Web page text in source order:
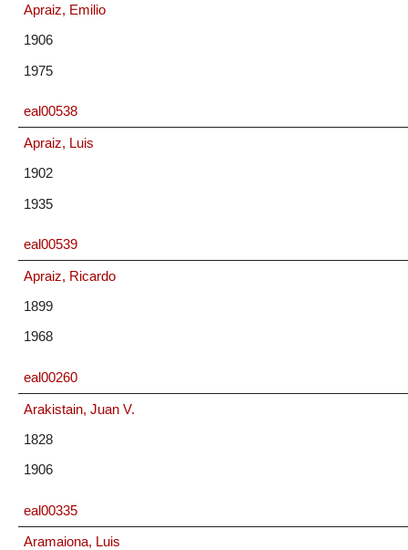
Apraiz, Emilio
1906
1975
eal00538
Apraiz, Luis
1902
1935
eal00539
Apraiz, Ricardo
1899
1968
eal00260
Arakistain, Juan V.
1828
1906
eal00335
Aramaiona, Luis